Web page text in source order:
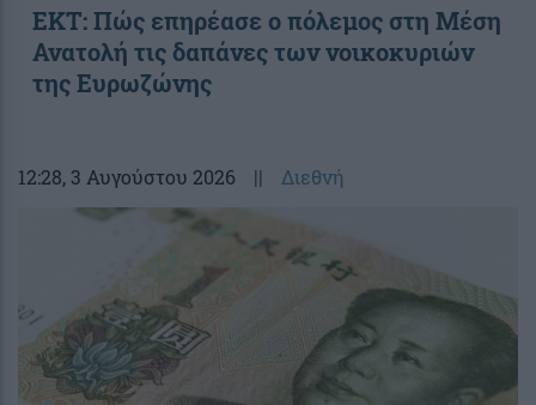
ΕΚΤ: Πώς επηρέασε ο πόλεμος στη Μέση
Ανατολή τις δαπάνες των νοικοκυριών
της Ευρωζώνης
12:28, 3 Αυγούστου 2026 || Διεθνή